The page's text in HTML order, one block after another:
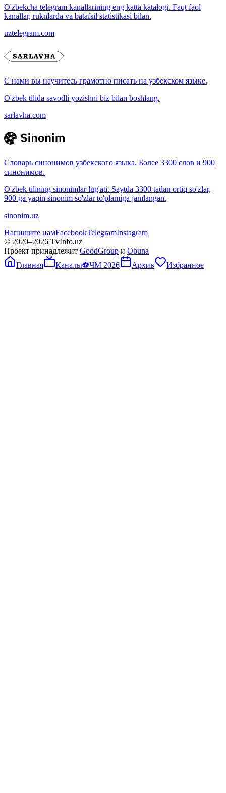
O'zbekcha telegram kanallarining eng katta katalogi. Faqt faol
kanallar, ruknlarda va batafsil statistikasi bilan.
uztelegram.com
С нами вы научитесь грамотно писать на узбекском языке.
O'zbek tilida savodli yozishni biz bilan boshlang.
sarlavha.com
Словарь синонимов узбекского языка. Более 3300 слов и 900
синонимов.
O'zbek tilining sinonimlar lug'ati. Saytda 3300 tadan ortiq so'zlar,
900 ga yaqin sinonim so'zlar to'plamiga jamlangan.
sinonim.uz
Напишите намFacebookTelegramInstagram
© 2020–2026 TvInfo.uz
Проект принадлежит GoodGroup и Obuna
Главная
Каналы⚽ЧМ 2026 Архив Избранное